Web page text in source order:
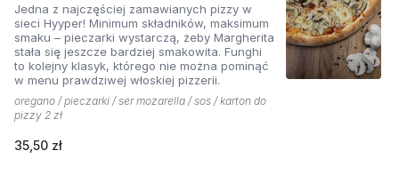
Jedna z najczęściej zamawianych pizzy w
sieci Hyyper! Minimum składników, maksimum
smaku – pieczarki wystarczą, żeby Margherita
stała się jeszcze bardziej smakowita. Funghi
to kolejny klasyk, którego nie można pominąć
w menu prawdziwej włoskiej pizzerii.
oregano / pieczarki / ser mozarella / sos / karton do
pizzy 2 zł
35,50 zł